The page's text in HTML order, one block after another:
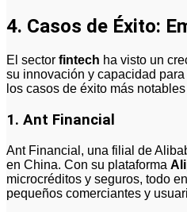
4. Casos de Éxito:
El sector fintech ha visto un
su innovación y capacidad
los casos de éxito más
1. Ant Financial
Ant Financial, una filial de
en China. Con su plataforma
microcréditos y seguros, todo
pequeños comerciantes y